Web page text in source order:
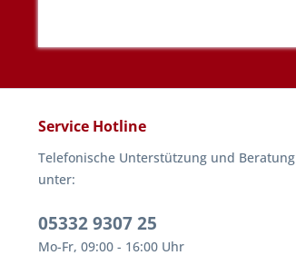
Service Hotline
Telefonische Unterstützung und Beratung
unter:
05332 9307 25
Mo-Fr, 09:00 - 16:00 Uhr